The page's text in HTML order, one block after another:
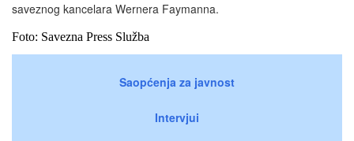
saveznog kancelara Wernera Faymanna.
Foto: Savezna Press Služba
Saopćenja za javnost
Intervjui